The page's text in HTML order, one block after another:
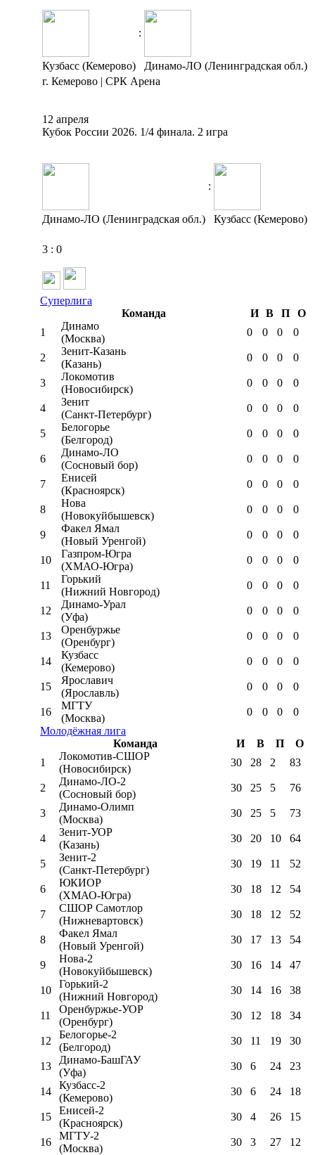
:
Кузбасс (Кемерово)
Динамо-ЛО (Ленинградская обл.)
г. Кемерово | СРК Арена
12 апреля
Кубок России 2026. 1/4 финала. 2 игра
:
Динамо-ЛО (Ленинградская обл.) Кузбасс (Кемерово)
3 : 0
Суперлига
Команда
И В П
О
1
Динамо
(Москва)
0 0 0 0
2
Зенит-Казань
(Казань)
0 0 0 0
3
Локомотив
(Новосибирск)
0 0 0 0
4
Зенит
(Санкт-Петербург)
0 0 0 0
5
Белогорье
(Белгород)
0 0 0 0
6
Динамо-ЛО
(Сосновый бор)
0 0 0 0
7
Енисей
(Красноярск)
0 0 0 0
8
Нова
(Новокуйбышевск)
0 0 0 0
9
Факел Ямал
(Новый Уренгой)
0 0 0 0
10
Газпром-Югра
(ХМАО-Югра)
0 0 0 0
11
Горький
(Нижний Новгород)
0 0 0 0
12
Динамо-Урал
(Уфа)
0 0 0 0
13
Оренбуржье
(Оренбург)
0 0 0 0
14
Кузбасс
(Кемерово)
0 0 0 0
15
Ярославич
(Ярославль)
0 0 0 0
16
МГТУ
(Москва)
0 0 0
0
Молодёжная лига
Команда
И В П
О
1
Локомотив-CШОР
(Новосибирск)
30 28 2 83
2
Динамо-ЛО-2
(Сосновый бор)
30 25 5 76
3
Динамо-Олимп
(Москва)
30 25 5 73
4
Зенит-УОР
(Казань)
30 20 10 64
5
Зенит-2
(Санкт-Петербург)
30 19 11 52
6
ЮКИОР
(ХМАО-Югра)
30 18 12 54
7
СШОР Самотлор
(Нижневартовск)
30 18 12 52
8
Факел Ямал
(Новый Уренгой)
30 17 13 54
9
Нова-2
(Новокуйбышевск)
30 16 14 47
10
Горький-2
(Нижний Новгород)
30 14 16 38
11
Оренбуржье-УОР
(Оренбург)
30 12 18 34
12
Белогорье-2
(Белгород)
30 11 19 30
13
Динамо-БашГАУ
(Уфа)
30 6 24 23
14
Кузбасс-2
(Кемерово)
30 6 24 18
15
Енисей-2
(Красноярск)
30 4 26 15
16
МГТУ-2
(Москва)
30 3 27 12